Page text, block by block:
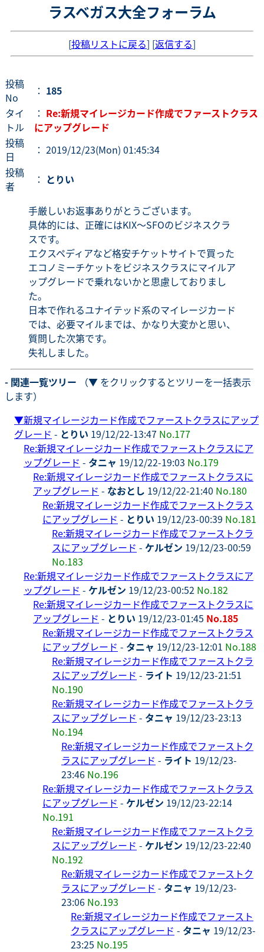
ラスベガス大全フォーラム
[投稿リストに戻る] [返信する]
投稿
No
： 185
タイ
トル
： Re:新規マイレージカード作成でファーストクラス
にアップグレード
投稿
日
： 2019/12/23(Mon) 01:45:34
投稿
者
： とりい
手厳しいお返事ありがとうございます。
具体的には、正確にはKIX〜SFOのビジネスクラ
スです。
エクスペディアなど格安チケットサイトで買った
エコノミーチケットをビジネスクラスにマイルア
ップグレードで乗れないかと思慮しておりまし
た。
日本で作れるユナイテッド系のマイレージカード
では、必要マイルまでは、かなり大変かと思い、
質問した次第です。
失礼しました。
- 関連一覧ツリー （▼ をクリックするとツリーを一括表示
します）
▼新規マイレージカード作成でファーストクラスにアップ
グレード - とりい 19/12/22-13:47 No.177
Re:新規マイレージカード作成でファーストクラスにア
ップグレード - タニャ 19/12/22-19:03 No.179
Re:新規マイレージカード作成でファーストクラスに
アップグレード - なおとし 19/12/22-21:40 No.180
Re:新規マイレージカード作成でファーストクラス
にアップグレード - とりい 19/12/23-00:39 No.181
Re:新規マイレージカード作成でファーストクラ
スにアップグレード - ケルゼン 19/12/23-00:59
No.183
Re:新規マイレージカード作成でファーストクラスにア
ップグレード - ケルゼン 19/12/23-00:52 No.182
Re:新規マイレージカード作成でファーストクラスに
アップグレード - とりい 19/12/23-01:45 No.185
Re:新規マイレージカード作成でファーストクラス
にアップグレード - タニャ 19/12/23-12:01 No.188
Re:新規マイレージカード作成でファーストクラ
スにアップグレード - ライト 19/12/23-21:51
No.190
Re:新規マイレージカード作成でファーストクラ
スにアップグレード - タニャ 19/12/23-23:13
No.194
Re:新規マイレージカード作成でファーストク
ラスにアップグレード - ライト 19/12/23-
23:46 No.196
Re:新規マイレージカード作成でファーストクラス
にアップグレード - ケルゼン 19/12/23-22:14
No.191
Re:新規マイレージカード作成でファーストクラ
スにアップグレード - ケルゼン 19/12/23-22:40
No.192
Re:新規マイレージカード作成でファーストク
ラスにアップグレード - タニャ 19/12/23-
23:06 No.193
Re:新規マイレージカード作成でファースト
クラスにアップグレード - タニャ 19/12/23-
23:25 No.195